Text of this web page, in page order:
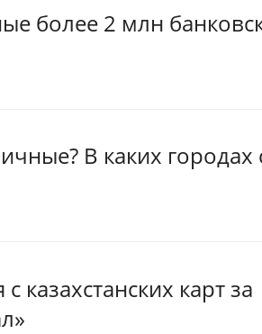
более 2 млн
В каких городах
казахстанских карт за